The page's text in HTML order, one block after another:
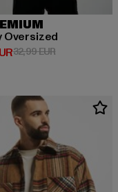
Oversized
Preis: 13,86 EUR
32,99 EURAktionspreis: